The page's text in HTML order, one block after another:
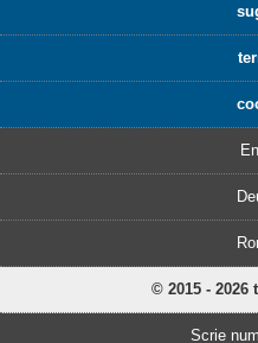
© 2015 - 2026
Scrie